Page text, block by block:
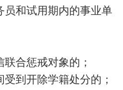
员和试用期内的事业单
合惩戒对象的；
到开除学籍处分的；